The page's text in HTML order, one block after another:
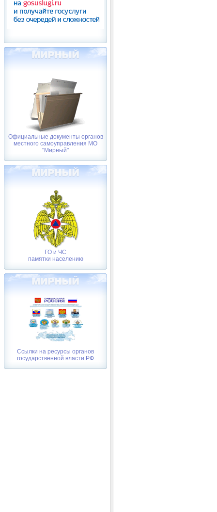
Официальные документы органов
местного самоуправления МО
"Мирный"
ГО и ЧС
памятки населению
Ссылки на ресурсы органов
государственной власти РФ